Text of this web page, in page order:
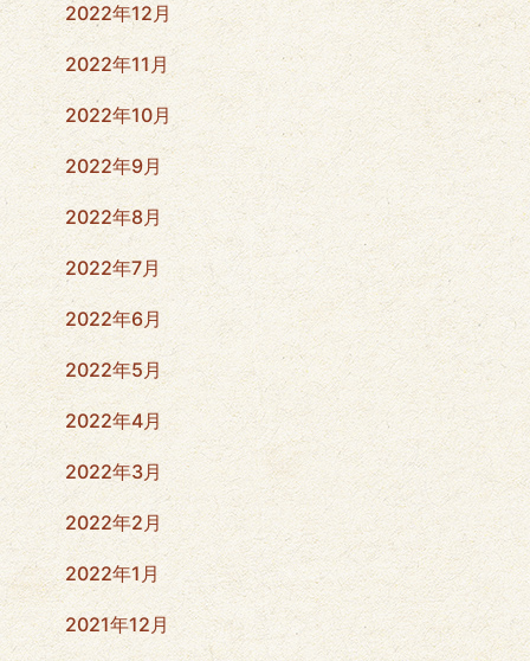
2022年12月
2022年11月
2022年10月
2022年9月
2022年8月
2022年7月
2022年6月
2022年5月
2022年4月
2022年3月
2022年2月
2022年1月
2021年12月